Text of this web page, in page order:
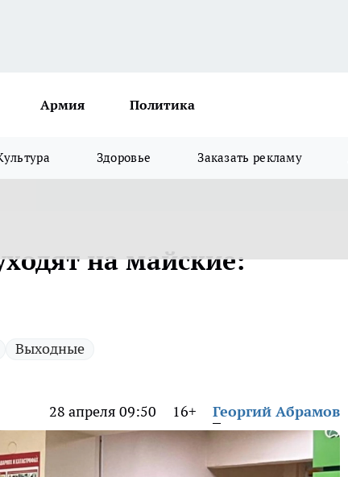
Армия Политика
Здоровье Заказать рекламу
на майские:
Выходные
28 апреля 09:50 16+ Георгий Абрамов